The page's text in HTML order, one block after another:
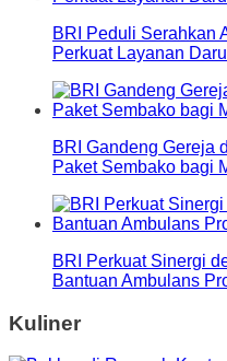
BRI Peduli Serahkan
Perkuat Layanan
BRI Gandeng Gereja
Paket Sembako bagi
BRI Perkuat Sinergi
Bantuan Ambulans
Kuliner